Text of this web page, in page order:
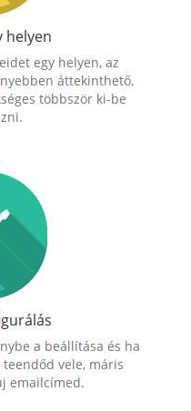
helyen
egy helyen, az
áttekinthető,
többször ki-be
a beállítása és ha
vele, máris
emailcímed.